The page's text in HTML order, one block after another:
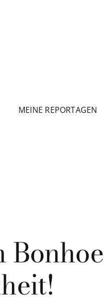
MEINE REPORTAGEN